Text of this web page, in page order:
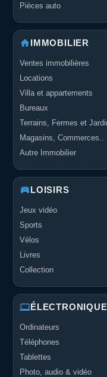
Pièces auto
IMMOBILIER
Ventes immobilières
Locations
Villa et appartements
Bureaux
Terrains, Fermes et
Magasins, Commerces..
Autre Immobilier
LOISIRS
Jeux vidéo
Sports
Vélos
Livres
Collection
ÉLECTRONIQUE
Ordinateurs
Téléphones
Tablettes
Photo, audio & vidéo